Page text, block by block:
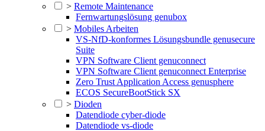
> Remote Maintenance
Fernwartungslösung genubox
> Mobiles Arbeiten
VS-NfD-konformes Lösungsbundle genusecure
Suite
VPN Software Client genuconnect
VPN Software Client genuconnect Enterprise
Zero Trust Application Access genusphere
ECOS SecureBootStick SX
> Dioden
Datendiode cyber-diode
Datendiode vs-diode